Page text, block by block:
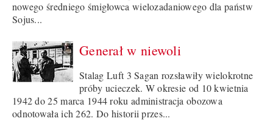
nowego średniego śmigłowca wielozadaniowego dla państw
Sojus...
Generał w niewoli
Stalag Luft 3 Sagan rozsławiły wielokrotne
próby ucieczek. W okresie od 10 kwietnia
1942 do 25 marca 1944 roku administracja obozowa
odnotowała ich 262. Do historii przes...